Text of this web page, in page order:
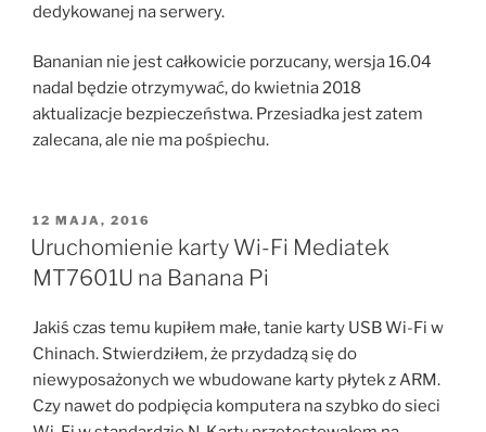
dedykowanej na serwery.
Bananian nie jest całkowicie porzucany, wersja 16.04
nadal będzie otrzymywać, do kwietnia 2018
aktualizacje bezpieczeństwa. Przesiadka jest zatem
zalecana, ale nie ma pośpiechu.
OPUBLIKOWANE
W
12 MAJA, 2016
Uruchomienie karty Wi-Fi Mediatek
MT7601U na Banana Pi
Jakiś czas temu kupiłem małe, tanie karty USB Wi-Fi w
Chinach. Stwierdziłem, że przydadzą się do
niewyposażonych we wbudowane karty płytek z ARM.
Czy nawet do podpięcia komputera na szybko do sieci